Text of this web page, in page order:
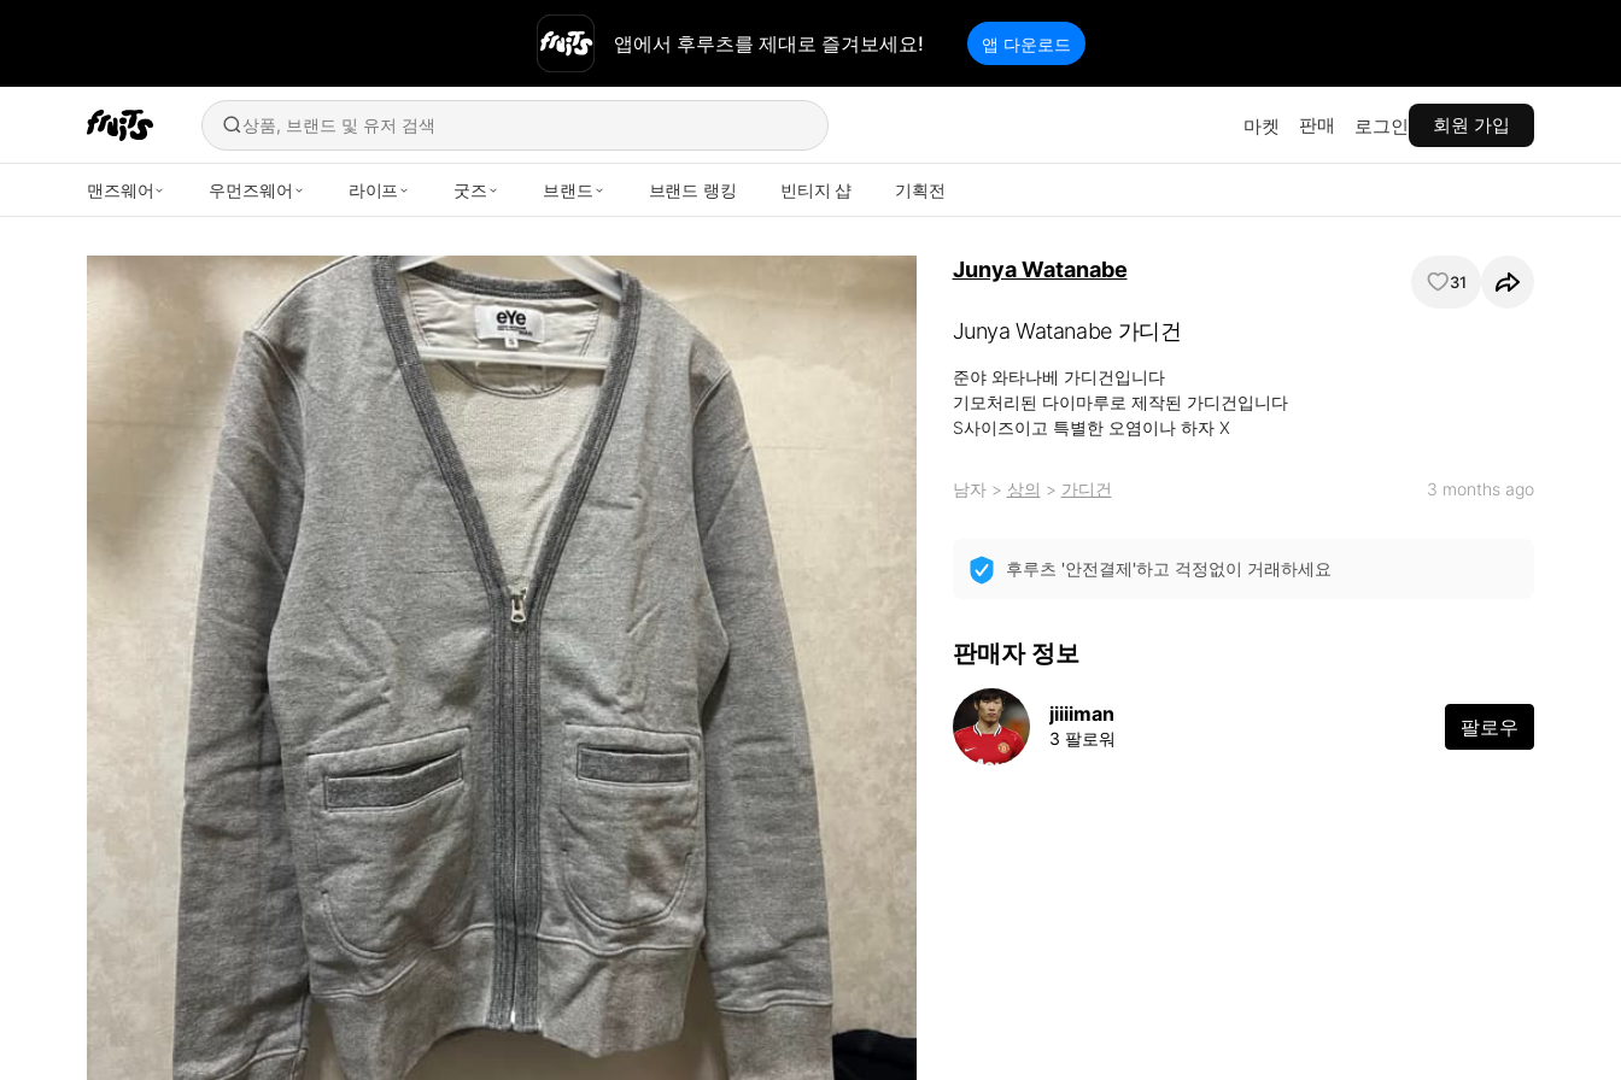
앱에서 후루츠를 제대로 즐겨보세요! 앱 다운로드
상품, 브랜드 및 유저 검색 마켓 판매 로그인 회원 가입
맨즈웨어 우먼즈웨어 라이프 굿즈 브랜드 브랜드 랭킹 빈티지 샵 기획전
Junya Watanabe 31
Junya Watanabe 가디건
준야 와타나베 가디건입니다
기모처리된 다이마루로 제작된 가디건입니다
S사이즈이고 특별한 오염이나 하자 X
남자> 상의 > 가디건 3 months ago
후루츠 '안전결제'하고 걱정없이 거래하세요
판매자 정보
jiiiiman
3 팔로워 팔로우